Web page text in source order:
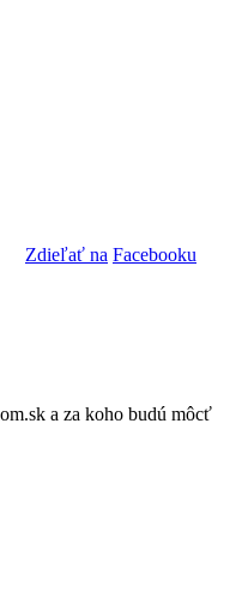
Zdieľať na Facebooku
a za koho budú môcť